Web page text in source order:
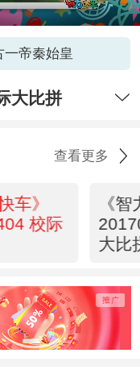
一帝秦始皇
大比拼
查看更多
车》
校际
《
大比